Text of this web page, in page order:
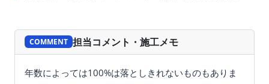
BEFORE
COMMENT 担当コメント・施工メモ
年数によっては100%は落としきれないものもありま